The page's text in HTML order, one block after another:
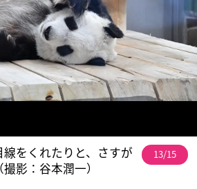
をくれたりと、さすが
影：谷本潤一）
13/15